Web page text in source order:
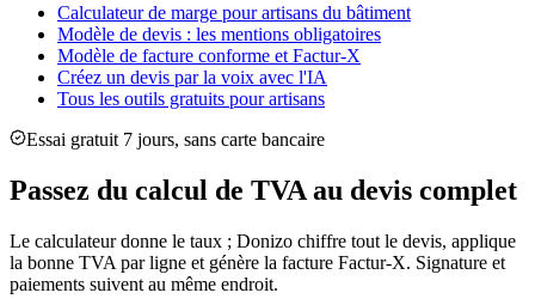
Calculateur de marge pour artisans du bâtiment
Modèle de devis : les mentions obligatoires
Modèle de facture conforme et Factur-X
Créez un devis par la voix avec l'IA
Tous les outils gratuits pour artisans
Essai gratuit 7 jours, sans carte bancaire
Passez du calcul de TVA au devis complet
Le calculateur donne le taux ; Donizo chiffre tout le devis, applique
la bonne TVA par ligne et génère la facture Factur-X. Signature et
paiements suivent au même endroit.